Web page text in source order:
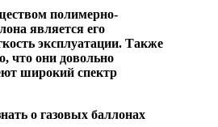
полимерно-
является его
эксплуатации. Также
что они довольно
широкий спектр
о газовых баллонах